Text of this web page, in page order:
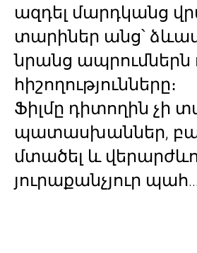
ազդել մարդկանց
տարիներ անց՝
նրանց ապրումներն
հիշողությունները։
Ֆիլմը դիտողին չի
պատասխաններ,
մտածել և
յուրաքանչյուր պահ...